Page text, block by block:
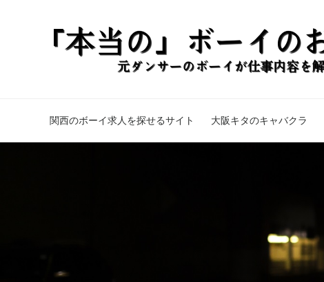
関西のボーイ求人を探せるサイト 大阪キタのキャバクラ